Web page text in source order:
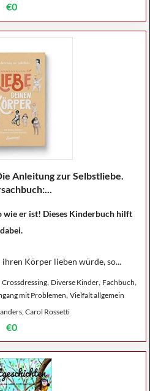
€0
Anleitung zur Selbstliebe.
wie er ist! Dieses Kinderbuch hilft
dabei.
ihren Körper lieben würde, so...
Crossdressing, Diverse Kinder, Fachbuch,
mit Problemen, Vielfalt allgemein
Carol Rossetti
€0